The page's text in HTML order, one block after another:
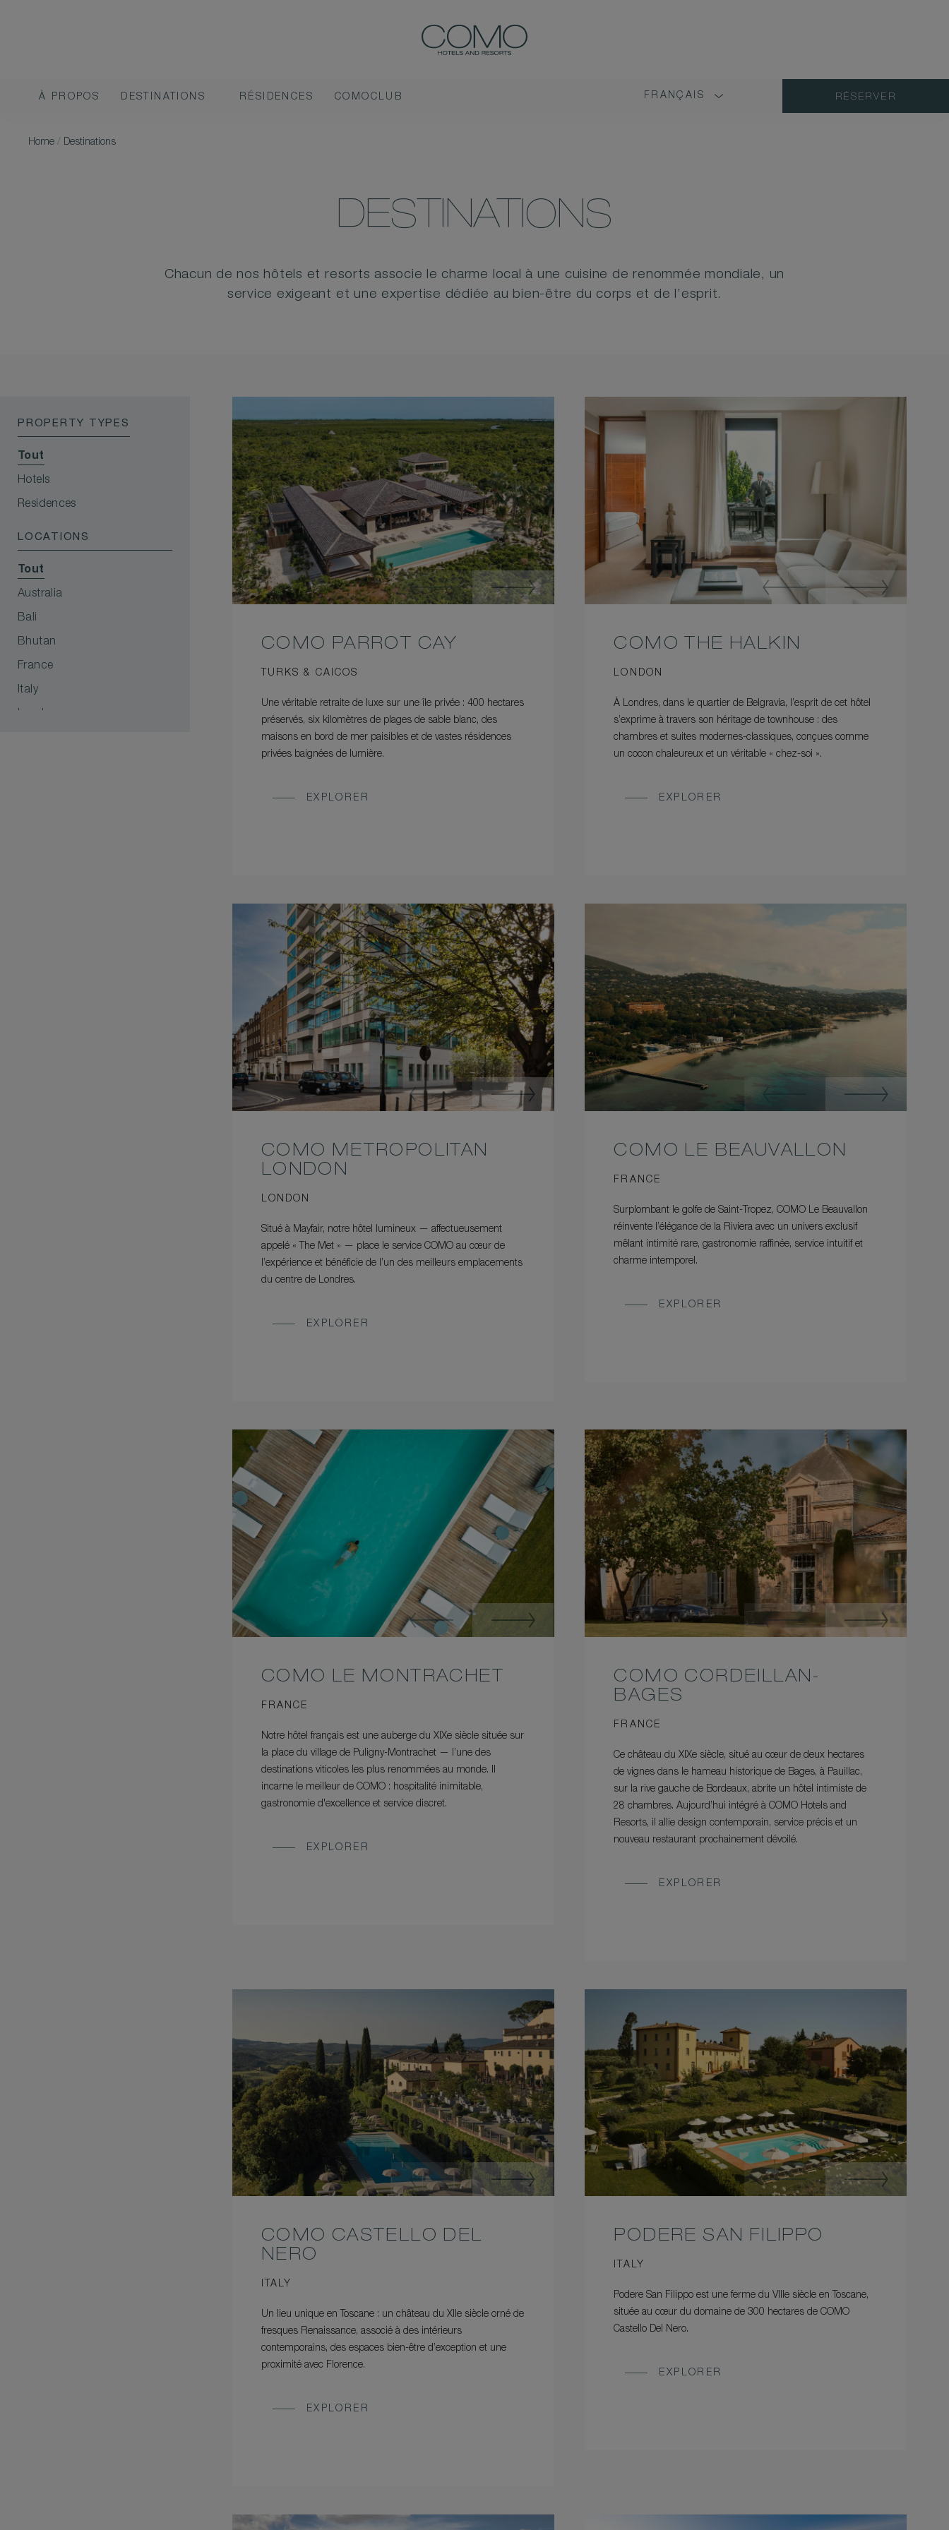
À PROPOS DESTINATIONS RÉSIDENCES
COMOCLUB
FRANÇAIS RÉSERVER
Home / Destinations
DESTINATIONS
Chacun de nos hôtels et resorts associe le charme local à une cuisine de renommée mondiale, un
service exigeant et une expertise dédiée au bien-être du corps et de l’esprit.
PROPERTY TYPES
Tout
Hotels
Residences
LOCATIONS
Tout
Australia
Bali
Bhutan
France
Italy
COMO PARROT CAY
TURKS & CAICOS
Une véritable retraite de luxe sur une île privée : 400 hectares
préservés, six kilomètres de plages de sable blanc, des
maisons en bord de mer paisibles et de vastes résidences
privées baignées de lumière.
EXPLORER
COMO THE HALKIN
LONDON
À Londres, dans le quartier de Belgravia, l’esprit de cet hôtel
s’exprime à travers son héritage de townhouse : des
chambres et suites modernes-classiques, conçues comme
un cocon chaleureux et un véritable « chez-soi ».
EXPLORER
COMO METROPOLITAN
LONDON
LONDON
Situé à Mayfair, notre hôtel lumineux — affectueusement
appelé « The Met » — place le service COMO au cœur de
l’expérience et bénéficie de l’un des meilleurs emplacements
du centre de Londres.
EXPLORER
COMO LE BEAUVALLON
FRANCE
Surplombant le golfe de Saint-Tropez, COMO Le Beauvallon
réinvente l’élégance de la Riviera avec un univers exclusif
mêlant intimité rare, gastronomie raffinée, service intuitif et
charme intemporel.
EXPLORER
COMO LE MONTRACHET
FRANCE
Notre hôtel français est une auberge du XIXe siècle située sur
la place du village de Puligny-Montrachet — l’une des
destinations viticoles les plus renommées au monde. Il
incarne le meilleur de COMO : hospitalité inimitable,
gastronomie d'excellence et service discret.
EXPLORER
COMO CORDEILLAN-
BAGES
FRANCE
Ce château du XIXe siècle, situé au cœur de deux hectares
de vignes dans le hameau historique de Bages, à Pauillac,
sur la rive gauche de Bordeaux, abrite un hôtel intimiste de
28 chambres. Aujourd’hui intégré à COMO Hotels and
Resorts, il allie design contemporain, service précis et un
nouveau restaurant prochainement dévoilé.
EXPLORER
COMO CASTELLO DEL
NERO
ITALY
Un lieu unique en Toscane : un château du XIIe siècle orné de
fresques Renaissance, associé à des intérieurs
contemporains, des espaces bien-être d’exception et une
proximité avec Florence.
EXPLORER
PODERE SAN FILIPPO
ITALY
Podere San Filippo est une ferme du VIIIe siècle en Toscane,
située au cœur du domaine de 300 hectares de COMO
Castello Del Nero.
EXPLORER